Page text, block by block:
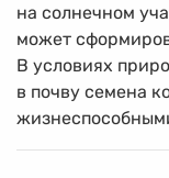
на солнечном
может
В условиях
в почву семена